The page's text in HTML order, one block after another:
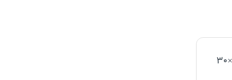
اولین نظر را شما بفرستید برای “پروفیل(قوطی) ۳۰×۳۰